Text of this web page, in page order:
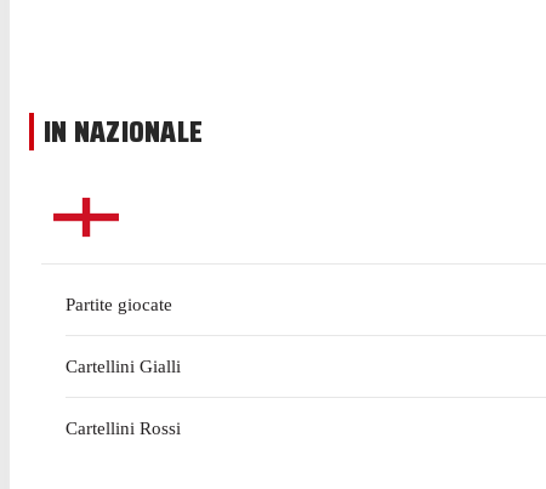
IN NAZIONALE
Partite giocate
Cartellini Gialli
Cartellini Rossi